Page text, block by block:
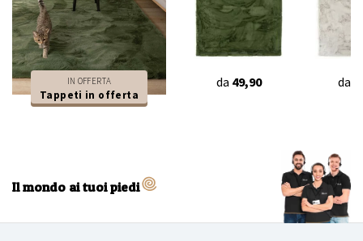
IN OFFERTA
Tappeti in offerta
da 49,90 da
Il mondo ai tuoi piedi